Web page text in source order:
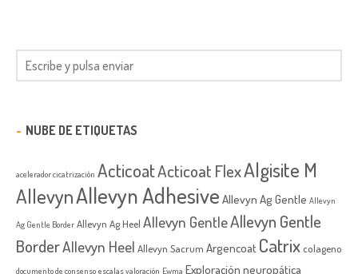
NUBE DE ETIQUETAS
acelerador cicatrización ActicoatActicoat FlexAlgisite M
AllevynAllevyn Adhesive Allevyn Ag Gentle Allevyn
Ag Gentle Border Allevyn Ag Heel Allevyn GentleAllevyn Gentle
BorderAllevyn Heel Allevyn Sacrum Argencoat Catrix colageno
documento de consenso escalas valoración Ewma Exploración neuropática